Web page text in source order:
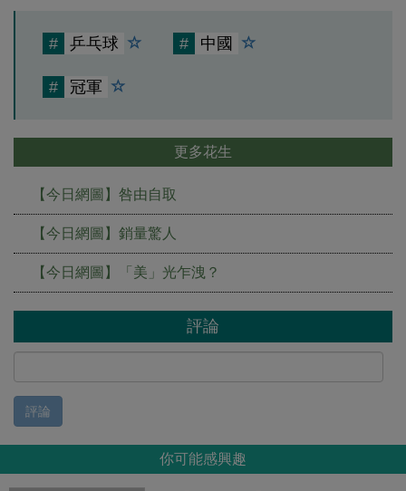
# 乒乓球 # 中國
# 冠軍
更多花生
【今日網圖】咎由自取
【今日網圖】銷量驚人
【今日網圖】「美」光乍洩？
評論
評論
你可能感興趣